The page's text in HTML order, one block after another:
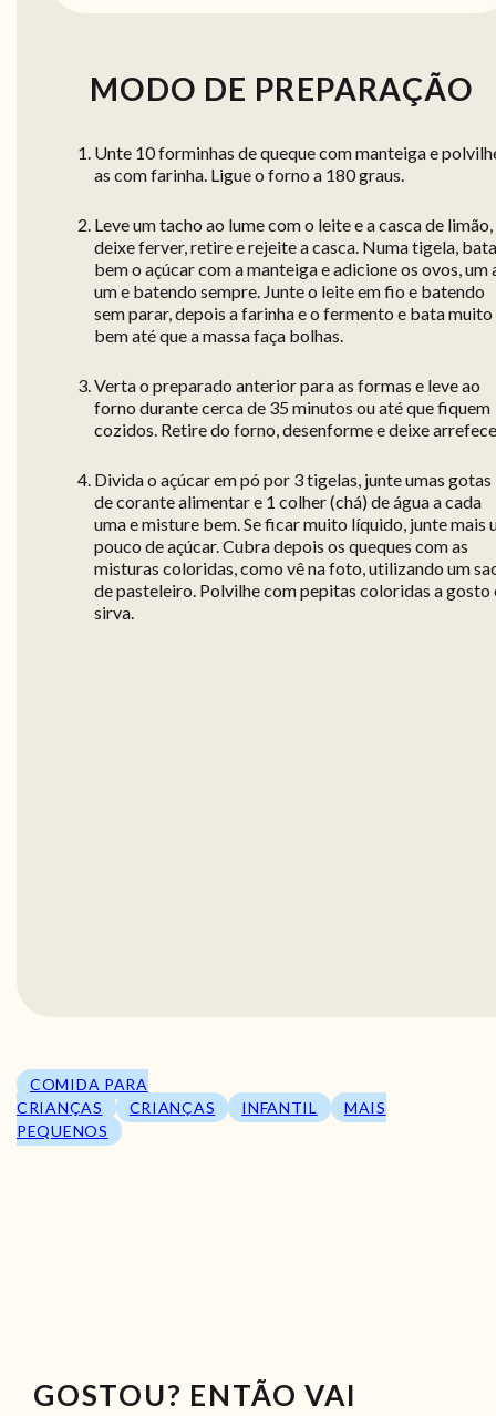
MODO DE PREPARAÇÃO
Unte 10 forminhas de queque com manteiga e
as com farinha. Ligue o forno a 180 graus.
Leve um tacho ao lume com o leite e a casca de limão,
deixe ferver, retire e rejeite a casca. Numa tigela, bata
bem o açúcar com a manteiga e adicione os ovos, um
um e batendo sempre. Junte o leite em fio e batendo
sem parar, depois a farinha e o fermento e bata muito
bem até que a massa faça bolhas.
Verta o preparado anterior para as formas e leve ao
forno durante cerca de 35 minutos ou até que fiquem
cozidos. Retire do forno, desenforme e deixe
Divida o açúcar em pó por 3 tigelas, junte umas gotas
de corante alimentar e 1 colher (chá) de água a cada
uma e misture bem. Se ficar muito líquido, junte mais
pouco de açúcar. Cubra depois os queques com as
misturas coloridas, como vê na foto, utilizando um
de pasteleiro. Polvilhe com pepitas coloridas a gosto
sirva.
COMIDA PARA
CRIANÇAS
CRIANÇAS INFANTIL
MAIS
PEQUENOS
GOSTOU? ENTÃO VAI